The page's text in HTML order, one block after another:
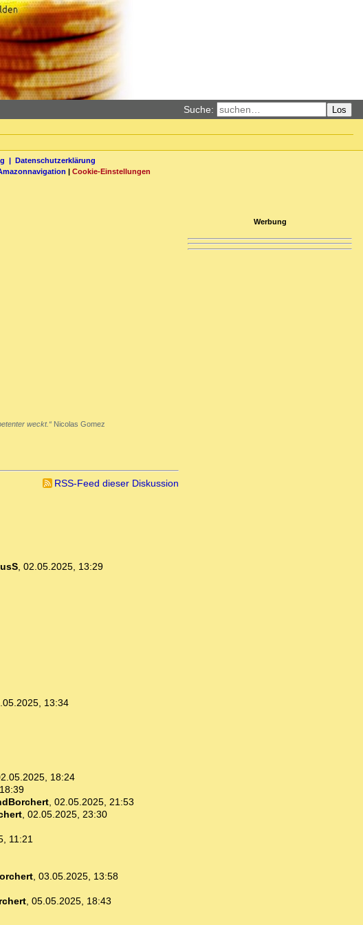
Suche: Los
| Datenschutzerklärung
| Cookie-Einstellungen
weckt.“ Nicolas Gomez
RSS-Feed dieser Diskussion
, 02.05.2025, 13:29
13:34
18:24
, 02.05.2025, 21:53
, 02.05.2025, 23:30
11:21
, 03.05.2025, 13:58
, 05.05.2025, 18:43
Werbung